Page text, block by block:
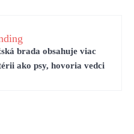
brada obsahuje viac
ako psy, hovoria vedci